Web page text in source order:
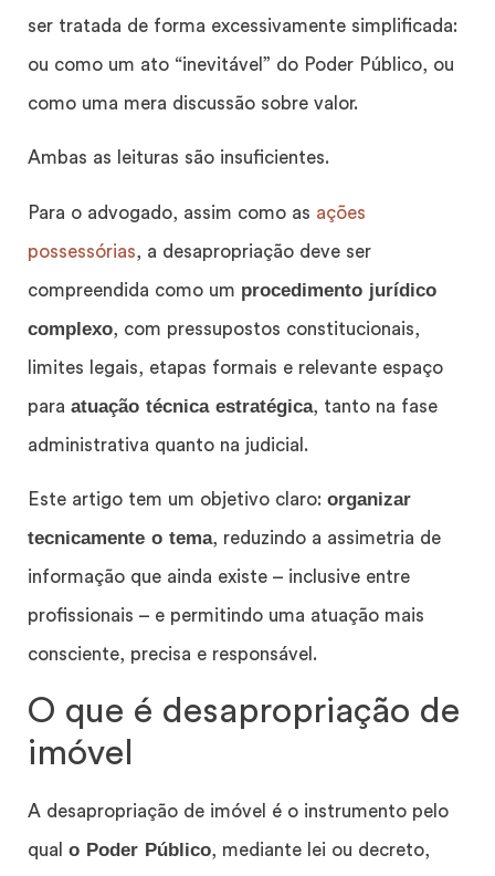
ser tratada de forma excessivamente simplificada:
ou como um ato “inevitável” do Poder Público, ou
como uma mera discussão sobre valor.
Ambas as leituras são insuficientes.
Para o advogado, assim como as ações
possessórias, a desapropriação deve ser
compreendida como um procedimento jurídico
complexo, com pressupostos constitucionais,
limites legais, etapas formais e relevante espaço
para atuação técnica estratégica, tanto na fase
administrativa quanto na judicial.
Este artigo tem um objetivo claro: organizar
tecnicamente o tema, reduzindo a assimetria de
informação que ainda existe – inclusive entre
profissionais – e permitindo uma atuação mais
consciente, precisa e responsável.
O que é desapropriação de
imóvel
A desapropriação de imóvel é o instrumento pelo
qual o Poder Público, mediante lei ou decreto,